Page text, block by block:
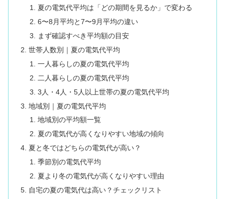
夏の電気代平均は「どの期間を見るか」で変わる
6〜8月平均と7〜9月平均の違い
まず確認すべき平均額の目安
世帯人数別｜夏の電気代平均
一人暮らしの夏の電気代平均
二人暮らしの夏の電気代平均
3人・4人・5人以上世帯の夏の電気代平均
地域別｜夏の電気代平均
地域別の平均額一覧
夏の電気代が高くなりやすい地域の傾向
夏と冬ではどちらの電気代が高い？
季節別の電気代平均
夏より冬の電気代が高くなりやすい理由
自宅の夏の電気代は高い？チェックリスト